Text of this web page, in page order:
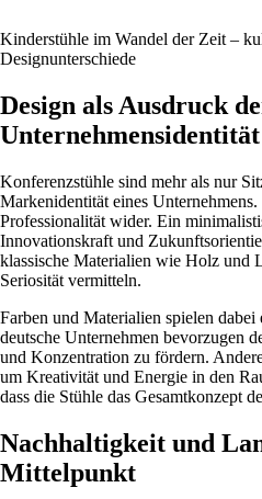
Kinderstühle im Wandel der Zeit –
Designunterschiede
Design als Ausdruck
Unternehmensidentität
Konferenzstühle sind mehr als nur
Markenidentität eines
Professionalität wider. Ein
Innovationskraft und
klassische Materialien wie Holz und
Seriosität vermitteln.
Farben und Materialien spielen
deutsche Unternehmen bevorzugen
und Konzentration zu fördern.
um Kreativität und Energie in den
dass die Stühle das Gesamtkonzept
Nachhaltigkeit und
Mittelpunkt